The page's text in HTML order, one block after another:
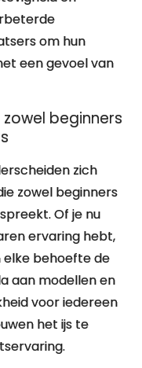
om hun
een gevoel van
beginners
zich
zowel beginners
Of je nu
ervaring hebt,
elke behoefte de
aan modellen en
voor iedereen
het ijs te